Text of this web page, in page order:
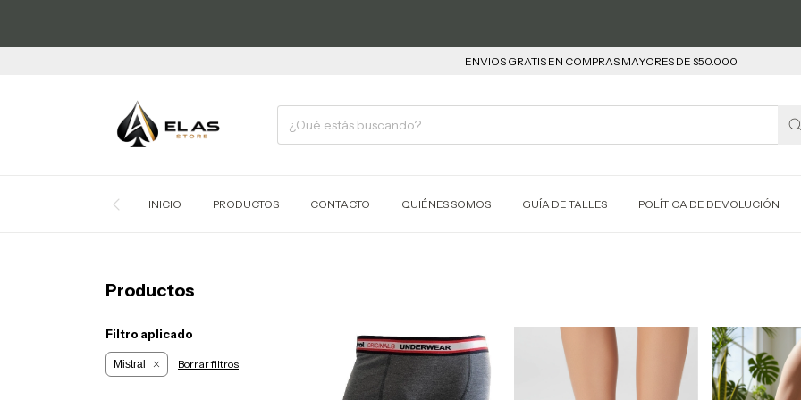
ENVIOS GRATIS EN COMPRAS MAYORES DE $50.000
INICIO PRODUCTOS CONTACTO QUIÉNES SOMOS GUÍA DE TALLES POLÍTICA DE DEVOLUCIÓN
Productos
Filtro aplicado
Mistral Borrar filtros